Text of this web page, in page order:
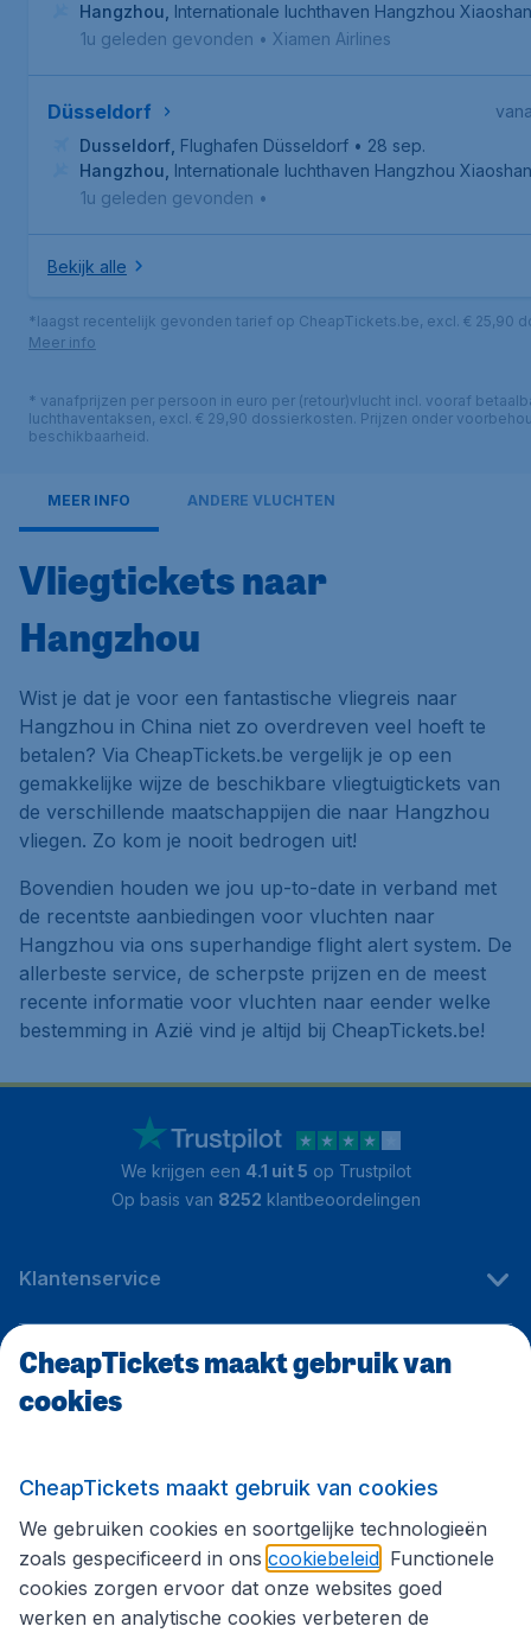
Hangzhou Internationale luchthaven Hangzhou Xiaoshan
1u geleden gevonden • Xiamen Airlines
Düsseldorf
Dusseldorf Flughafen Düsseldorf • 28 sep.
Hangzhou Internationale luchthaven Hangzhou Xiaoshan
1u geleden gevonden •
Bekijk alle
*laagst recentelijk gevonden tarief op CheapTickets.be, excl. € 25,90
Meer info
* vanafprijzen per persoon in euro per (retour)vlucht incl. vooraf
luchthaventaksen, excl. € 29,90 dossierkosten. Prijzen onder
beschikbaarheid.
MEER INFO ANDERE VLUCHTEN
Vliegtickets naar
Hangzhou
Wist je dat je voor een fantastische vliegreis naar
Hangzhou in China niet zo overdreven veel hoeft te
betalen? Via CheapTickets.be vergelijk je op een
gemakkelijke wijze de beschikbare vliegtuigtickets van
de verschillende maatschappijen die naar Hangzhou
vliegen. Zo kom je nooit bedrogen uit!
Bovendien houden we jou up-to-date in verband met
de recentste aanbiedingen voor vluchten naar
Hangzhou via ons superhandige flight alert system. De
allerbeste service, de scherpste prijzen en de meest
recente informatie voor vluchten naar eender welke
bestemming in Azië vind je altijd bij CheapTickets.be!
We krijgen een 4.1 uit 5 op Trustpilot
Op basis van 8252 klantbeoordelingen
Klantenservice
CheapTickets.be
Volg CheapTickets.be
CheapTickets maakt gebruik van
cookies
CheapTickets maakt gebruik van cookies
We gebruiken cookies en soortgelijke technologieën
zoals gespecificeerd in ons cookiebeleid . Functionele
cookies zorgen ervoor dat onze websites goed
werken en analytische cookies verbeteren de